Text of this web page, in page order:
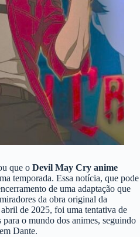
que o Devil May Cry anime
temporada. Essa notícia, que pode
de uma adaptação que
da obra original da
de 2025, foi uma tentativa de
o mundo dos animes, seguindo
Dante.